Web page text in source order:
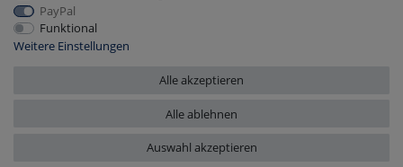
PayPal
Funktional
Weitere Einstellungen
Alle akzeptieren
Alle ablehnen
Auswahl akzeptieren